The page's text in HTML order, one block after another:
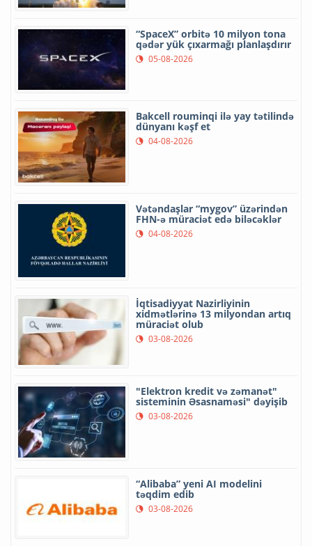
“SpaceX” orbitə 10 milyon tona
qədər yük çıxarmağı planlaşdırır
05-08-2026
Bakcell rouminqi ilə yay tətilində
dünyanı kəşf et
04-08-2026
Vətəndaşlar “mygov” üzərindən
FHN-ə müraciət edə biləcəklər
04-08-2026
İqtisadiyyat Nazirliyinin
xidmətlərinə 13 milyondan artıq
müraciət olub
03-08-2026
"Elektron kredit və zəmanət"
sisteminin Əsasnaməsi" dəyişib
03-08-2026
“Alibaba” yeni AI modelini
təqdim edib
03-08-2026